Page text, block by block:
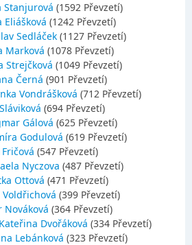
Stanjurová (1592 Převzetí)
Eliášková (1242 Převzetí)
Sedláček (1127 Převzetí)
Marková (1078 Převzetí)
Strejčková (1049 Převzetí)
Černá (901 Převzetí)
Vondrášková (712 Převzetí)
(694 Převzetí)
Gálová (625 Převzetí)
Godulová (619 Převzetí)
Fričová (547 Převzetí)
Nyczova (487 Převzetí)
Ottová (471 Převzetí)
Voldřichová (399 Převzetí)
Nováková (364 Převzetí)
Dvořáková (334 Převzetí)
Lebánková (323 Převzetí)